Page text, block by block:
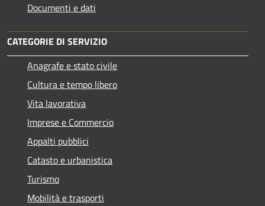
Documenti e dati
CATEGORIE DI SERVIZIO
Anagrafe e stato civile
Cultura e tempo libero
Vita lavorativa
Imprese e Commercio
Appalti pubblici
Catasto e urbanistica
Turismo
Mobilità e trasporti